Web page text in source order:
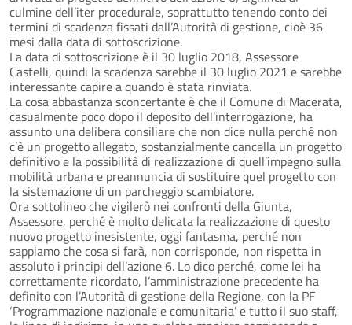
culmine dell’iter procedurale, soprattutto tenendo conto dei
termini di scadenza fissati dall’Autorità di gestione, cioè 36
mesi dalla data di sottoscrizione.
La data di sottoscrizione è il 30 luglio 2018, Assessore
Castelli, quindi la scadenza sarebbe il 30 luglio 2021 e sarebbe
interessante capire a quando è stata rinviata.
La cosa abbastanza sconcertante è che il Comune di Macerata,
casualmente poco dopo il deposito dell’interrogazione, ha
assunto una delibera consiliare che non dice nulla perché non
c’è un progetto allegato, sostanzialmente cancella un progetto
definitivo e la possibilità di realizzazione di quell’impegno sulla
mobilità urbana e preannuncia di sostituire quel progetto con
la sistemazione di un parcheggio scambiatore.
Ora sottolineo che vigilerò nei confronti della Giunta,
Assessore, perché è molto delicata la realizzazione di questo
nuovo progetto inesistente, oggi fantasma, perché non
sappiamo che cosa si farà, non corrisponde, non rispetta in
assoluto i principi dell’azione 6. Lo dico perché, come lei ha
correttamente ricordato, l’amministrazione precedente ha
definito con l’Autorità di gestione della Regione, con la PF
‘Programmazione nazionale e comunitaria’ e tutto il suo staff,